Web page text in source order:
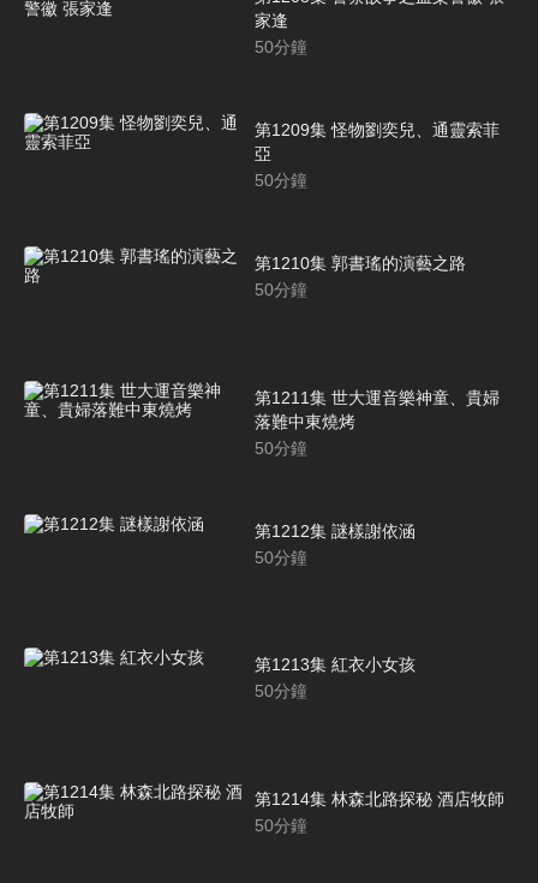
家逢
50分鐘
第1209集 怪物劉奕兒、通靈索菲
亞
50分鐘
第1210集 郭書瑤的演藝之路
50分鐘
第1211集 世大運音樂神童、貴婦
落難中東燒烤
50分鐘
第1212集 謎樣謝依涵
50分鐘
第1213集 紅衣小女孩
50分鐘
第1214集 林森北路探秘 酒店牧師
50分鐘